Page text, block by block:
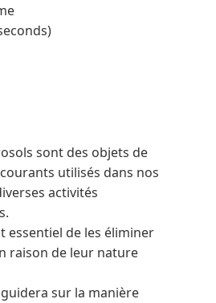
sont des objets de
utilisés dans nos
activités
essentiel de les éliminer
raison de leur nature
sur la manière